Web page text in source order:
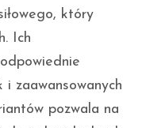
który
Ich
zaawansowanych
pozwala na